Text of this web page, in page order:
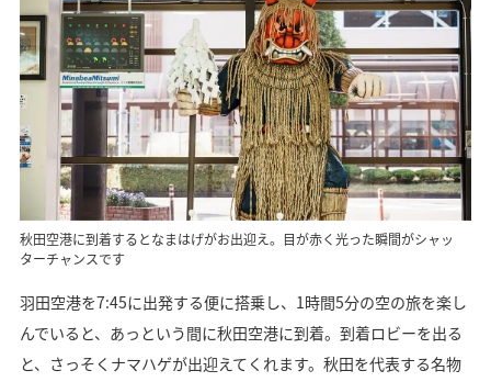
秋田空港に到着するとなまはげがお出迎え。目が赤く光った瞬間がシャッ
ターチャンスです
羽田空港を7:45に出発する便に搭乗し、1時間5分の空の旅を楽し
んでいると、あっという間に秋田空港に到着。到着ロビーを出る
と、さっそくナマハゲが出迎えてくれます。秋田を代表する名物